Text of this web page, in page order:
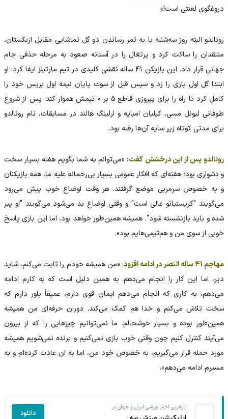
دروغگوی لعنتی است!»
رونالدو البته روز سه‌شنبه با به ثمر رساندن دو گل تماشایی مقابل ازبکستان،
منتقدان را ساکت کرد و پرتغال را در آستانه صعود به مرحله حذفی جام
جهانی قرار داد. این بازیکن ۴۱ ساله نقشی کلیدی در تیم مارتینز ایفا کرد؛ او
ابتدا گل اول بازی را زد و سپس قبل از سوت پایان نیمه اول بریس خود را
کامل کرد تا راه را برای پیروزی قاطع ۵ بر ۰ تیمش هموار کند. پس از شروع
طوفانی لیونل مسی، کیلیان امباپه و ارلینگ هالند در مسابقات، نام رونالدو
برای مدتی کوتاه زیر سایه آن‌ها رفته بود.
رونالدو پس از این درخشش گفت: «می‌توانم به شما بگویم هفته بسیار سخت
و دشواری بود؛ هفته‌ای که افکار عمومی بسیار بی‌رحمانه علیه ما، همه بازیکنان
و به خصوص سرمربی موضع گرفتند. هر وقت اوضاع خوب پیش می‌رود
می‌گویند "کریستیانو عالی است" و وقتی اوضاع بد می‌شود می‌گویند "او پیر
شده و باید بازنشسته شود". همیشه همین‌طور خواهد بود، اما این بازی پاسخ
خوبی از سوی من و هم‌تیمی‌هایم بود».
مهاجم ۴۱ ساله النصر در ادامه افزود
: «من همیشه خودم را ثابت می‌کنم، شاید
دیر، اما این کار را انجام می‌دهم. به همین دلیل است که به کارم ادامه
می‌دهم، به کاری که انجام می‌دهم ایمان قوی دارم، عمیقاً باور دارم که
سخت تلاش می‌کنم و خدا هم کمک می‌کند. دوران حرفه‌ای من همیشه
همین‌طور بوده و بسیار خوشحالم. ما نمی‌توانیم چیزهایی را که از بیرون
می‌آیند کنترل کنیم چون وقتی خوب بازی نمی‌کنیم و برنده نمی‌شویم همیشه
مورد حمله قرار می‌گیریم، به خصوص خود من، اما به آن عادت کرده‌ام و به
مسیرم ادامه می‌دهم».
تازه‌ترین اخبار ورزشی ایران و جهان در
دانلود